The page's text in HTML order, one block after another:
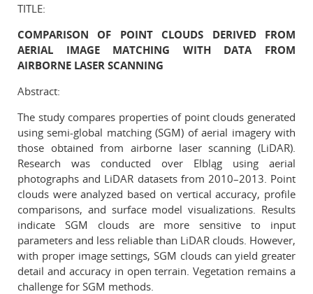
Published volumes
In memoriam
Contact
TITLE:
COMPARISON OF POINT CLOUDS DERIVED FROM
AERIAL IMAGE MATCHING WITH DATA FROM
AIRBORNE LASER SCANNING
Abstract:
The study compares properties of point clouds generated
using semi-global matching (SGM) of aerial imagery with
those obtained from airborne laser scanning (LiDAR).
Research was conducted over Elbląg using aerial
photographs and LiDAR datasets from 2010–2013. Point
clouds were analyzed based on vertical accuracy, profile
comparisons, and surface model visualizations. Results
indicate SGM clouds are more sensitive to input
parameters and less reliable than LiDAR clouds. However,
with proper image settings, SGM clouds can yield greater
detail and accuracy in open terrain. Vegetation remains a
challenge for SGM methods.